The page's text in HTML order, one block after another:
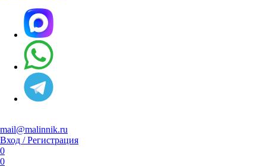
mail@malinnik.ru
Вход / Регистрация
0
0